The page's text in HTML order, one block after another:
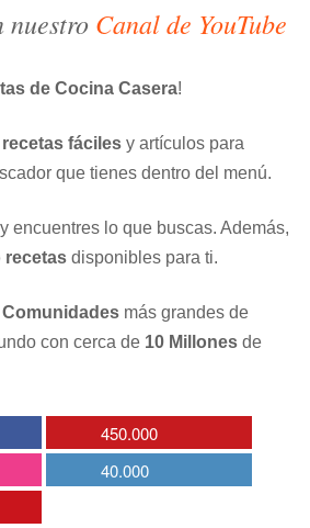
nuestro Canal de YouTube
de Cocina Casera!
recetas fáciles y artículos para
que tienes dentro del menú.
encuentres lo que buscas. Además,
recetas disponibles para ti.
Comunidades más grandes de
con cerca de 10 Millones de
450.000
40.000